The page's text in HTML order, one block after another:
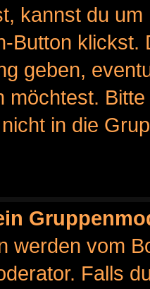
kannst du
Button
geben,
möchtest.
in die
werden vom
Falls